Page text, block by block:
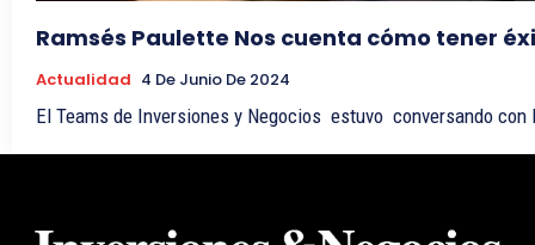
Ramsés Paulette Nos cuenta cómo tener
Actualidad 4 De Junio De 2024
El Teams de Inversiones y Negocios estuvo conversando